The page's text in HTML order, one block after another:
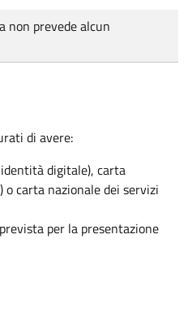
non prevede alcun
di avere:
digitale), carta
o carta nazionale dei servizi
per la presentazione